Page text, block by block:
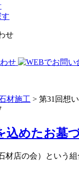
せ
材施工 > 第31回想
込めたお墓
材店の会）という